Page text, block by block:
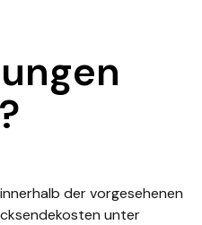
der vorgesehenen
unter